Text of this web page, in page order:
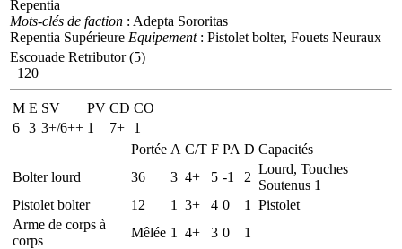
Repentia
Mots-clés de faction : Adepta Sororitas
Repentia Supérieure Equipement: Pistolet bolter, Fouets Neuraux
Escouade Retributor (5)
120
M E SV PV CD CO
6 3 3+/6++ 1 7+
1
Portée A C/T F PA D Capacités
Bolter lourd
36 3 4+ 5 -1 2
Lourd, Touches
Soutenus 1
Pistolet bolter
12 1 3+ 4 0 1
Pistolet
Arme de corps à
corps
Mêlée 1 4+ 3 0 1